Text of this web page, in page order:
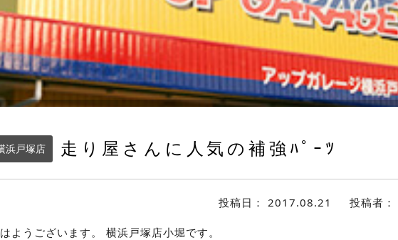
浜戸塚店 走り屋さんに人気の補強ﾊﾟｰﾂ
投稿日： 2017.08.21 投稿者：
ようございます。 横浜戸塚店小堀です。